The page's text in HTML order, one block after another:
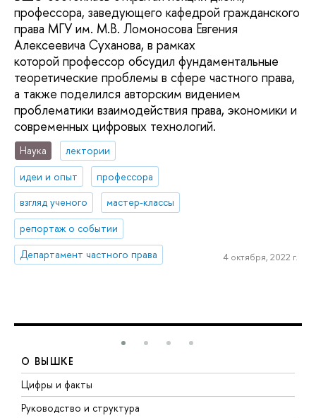
профессора, заведующего кафедрой гражданского
права МГУ им. М.В. Ломоносова Евгения
Алексеевича Суханова, в рамках
которой профессор обсудил фундаментальные
теоретические проблемы в сфере частного права,
а также поделился авторским видением
проблематики взаимодействия права, экономики и
современных цифровых технологий.
Наука
лектории
идеи и опыт
профессора
взгляд ученого
мастер-классы
репортаж о событии
Департамент частного права
4 октября, 2022 г.
О ВЫШКЕ
Цифры и факты
Руководство и структура